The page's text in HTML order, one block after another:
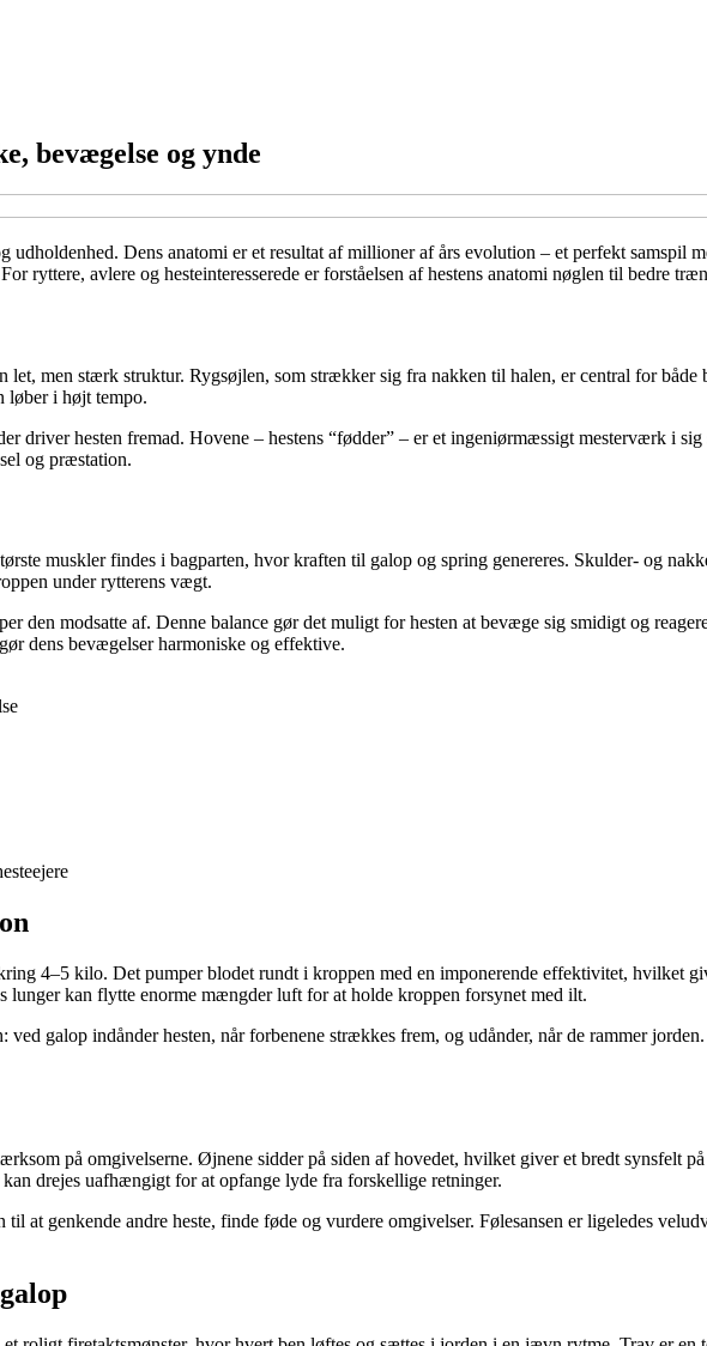
bevægelse og ynde
udholdenhed. Dens anatomi er et resultat af millioner af års evolution – et perfekt samspil
ryttere, avlere og hesteinteresserede er forståelsen af hestens anatomi nøglen til bedre
let, men stærk struktur. Rygsøjlen, som strækker sig fra nakken til halen, er central for
løber i højt tempo.
driver hesten fremad. Hovene – hestens “fødder” – er et ingeniørmæssigt mesterværk i
og præstation.
muskler findes i bagparten, hvor kraften til galop og spring genereres. Skulder- og
under rytterens vægt.
den modsatte af. Denne balance gør det muligt for hesten at bevæge sig smidigt og
dens bevægelser harmoniske og effektive.
4–5 kilo. Det pumper blodet rundt i kroppen med en imponerende effektivitet, hvilket
lunger kan flytte enorme mængder luft for at holde kroppen forsynet med ilt.
galop indånder hesten, når forbenene strækkes frem, og udånder, når de rammer
på omgivelserne. Øjnene sidder på siden af hovedet, hvilket giver et bredt synsfelt
drejes uafhængigt for at opfange lyde fra forskellige retninger.
at genkende andre heste, finde føde og vurdere omgivelser. Følesansen er ligeledes